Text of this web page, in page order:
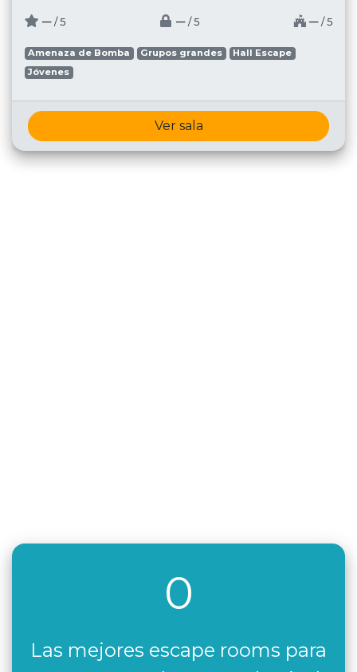
─ / 5 ─ / 5 ─ / 5
Amenaza de Bomba Grupos grandes
Hall Escape
Jóvenes
Ver sala
0
Las mejores escape rooms para